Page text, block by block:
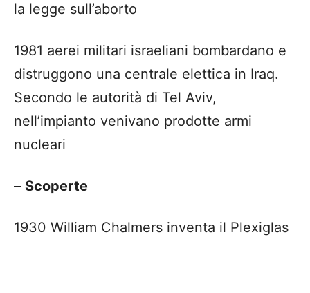
la legge sull’aborto
1981 aerei militari israeliani bombardano e
distruggono una centrale elettica in Iraq.
Secondo le autorità di Tel Aviv,
nell’impianto venivano prodotte armi
nucleari
– Scoperte
1930 William Chalmers inventa il Plexiglas